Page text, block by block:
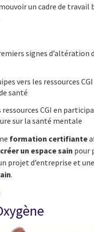
un cadre de travail
signes d’altération
vers les ressources
santé
ressources CGI en
sur la santé mentale
formation certifiante
créer un espace sain pour
projet d’entreprise et une
.